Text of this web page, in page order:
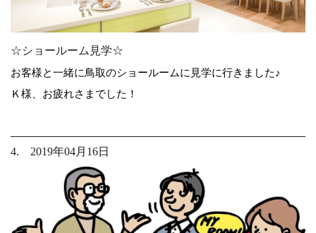
☆ショールーム見学☆
お客様と一緒に鳥取のショールームに見学に行きました♪
Ｋ様、お疲れさまでした！
4. 2019年04月16日